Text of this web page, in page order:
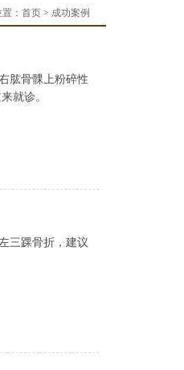
： 首页 > 成功案例
肱骨髁上粉碎性
就诊。
三踝骨折，建议